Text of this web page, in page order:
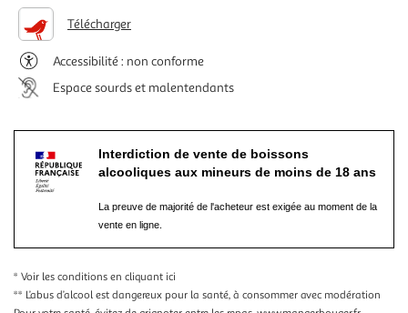
Télécharger
Accessibilité : non conforme
Espace sourds et malentendants
Interdiction de vente de boissons
alcooliques aux mineurs de moins de 18 ans
La preuve de majorité de l'acheteur est exigée au moment de la
vente en ligne.
* Voir les conditions en cliquant ici
** L’abus d’alcool est dangereux pour la santé, à consommer avec modération